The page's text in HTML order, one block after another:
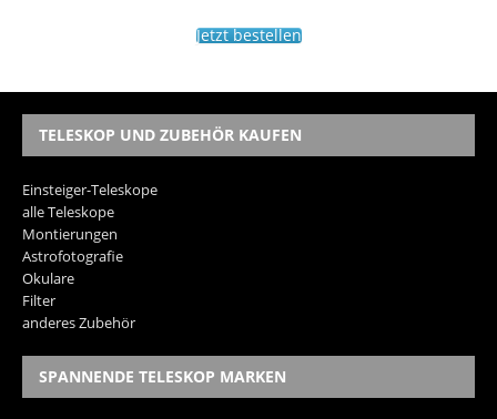
Jetzt bestellen
TELESKOP UND ZUBEHÖR KAUFEN
Einsteiger-Teleskope
alle Teleskope
Montierungen
Astrofotografie
Okulare
Filter
anderes Zubehör
SPANNENDE TELESKOP MARKEN